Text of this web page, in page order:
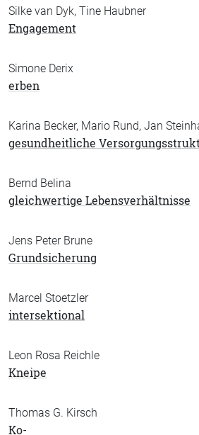
Silke van Dyk, Tine Haubner
Engagement
Simone Derix
erben
Karina Becker, Mario Rund, Jan
gesundheitliche
Bernd Belina
gleichwertige Lebensverhältnisse
Jens Peter Brune
Grundsicherung
Marcel Stoetzler
intersektional
Leon Rosa Reichle
Kneipe
Thomas G. Kirsch
Ko-